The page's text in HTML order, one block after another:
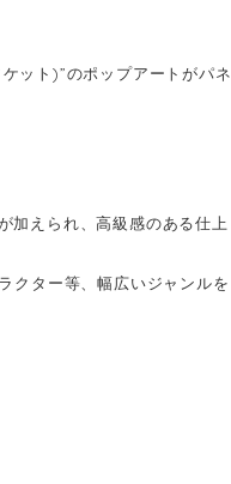
ット)”のポップアートがパネ
加えられ、高級感のある仕上
クター等、幅広いジャンルを